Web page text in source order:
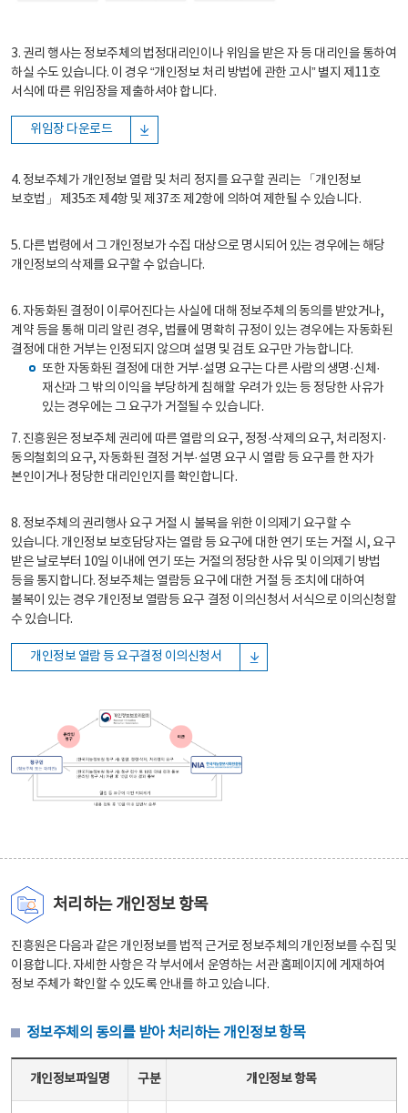
3. 권리 행사는 정보주체의 법정대리인이나 위임을 받은 자 등 대리인을 통하여
하실 수도 있습니다. 이 경우 “개인정보 처리 방법에 관한 고시” 별지 제11호
서식에 따른 위임장을 제출하셔야 합니다.
위임장 다운로드
4. 정보주체가 개인정보 열람 및 처리 정지를 요구할 권리는 「개인정보
보호법」 제35조 제4항 및 제37조 제2항에 의하여 제한될 수 있습니다.
5. 다른 법령에서 그 개인정보가 수집 대상으로 명시되어 있는 경우에는 해당
개인정보의 삭제를 요구할 수 없습니다.
6. 자동화된 결정이 이루어진다는 사실에 대해 정보주체의 동의를 받았거나,
계약 등을 통해 미리 알린 경우, 법률에 명확히 규정이 있는 경우에는 자동화된
결정에 대한 거부는 인정되지 않으며 설명 및 검토 요구만 가능합니다.
또한 자동화된 결정에 대한 거부·설명 요구는 다른 사람의 생명·신체·
재산과 그 밖의 이익을 부당하게 침해할 우려가 있는 등 정당한 사유가
있는 경우에는 그 요구가 거절될 수 있습니다.
7. 진흥원은 정보주체 권리에 따른 열람의 요구, 정정·삭제의 요구, 처리정지·
동의철회의 요구, 자동화된 결정 거부·설명 요구 시 열람 등 요구를 한 자가
본인이거나 정당한 대리인인지를 확인합니다.
8. 정보주체의 권리행사 요구 거절 시 불복을 위한 이의제기 요구할 수
있습니다. 개인정보 보호담당자는 열람 등 요구에 대한 연기 또는 거절 시, 요구
받은 날로부터 10일 이내에 연기 또는 거절의 정당한 사유 및 이의제기 방법
등을 통지합니다. 정보주체는 열람등 요구에 대한 거절 등 조치에 대하여
불복이 있는 경우 개인정보 열람등 요구 결정 이의신청서 서식으로 이의신청할
수 있습니다.
개인정보 열람 등 요구결정 이의신청서
처리하는 개인정보 항목
진흥원은 다음과 같은 개인정보를 법적 근거로 정보주체의 개인정보를 수집 및
이용합니다. 자세한 사항은 각 부서에서 운영하는 서관 홈페이지에 게재하여
정보 주체가 확인할 수 있도록 안내를 하고 있습니다.
정보주체의 동의를 받아 처리하는 개인정보 항목
개인정보파일명 구분 개인정보 항목